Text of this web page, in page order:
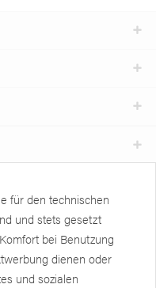
Soziale Netzwerke
für den technischen
und stets gesetzt
bei Benutzung
dienen oder
und sozialen